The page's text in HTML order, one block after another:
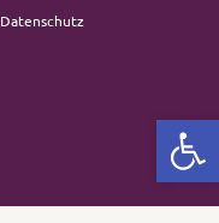
Datenschutz